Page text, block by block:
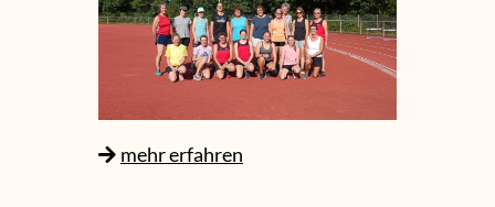
mehr erfahren